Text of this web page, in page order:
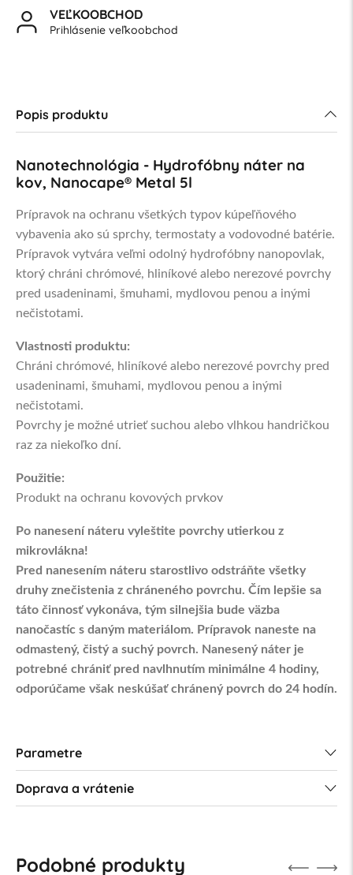
VEĽKOOBCHOD
Prihlásenie veľkoobchod
Popis produktu
Nanotechnológia - Hydrofóbny náter na
kov, Nanocape® Metal 5l
Prípravok na ochranu všetkých typov kúpeľňového
vybavenia ako sú sprchy, termostaty a vodovodné batérie.
Prípravok vytvára veľmi odolný hydrofóbny nanopovlak,
ktorý chráni chrómové, hliníkové alebo nerezové povrchy
pred usadeninami, šmuhami, mydlovou penou a inými
nečistotami.
Vlastnosti produktu:
Chráni chrómové, hliníkové alebo nerezové povrchy pred
usadeninami, šmuhami, mydlovou penou a inými
nečistotami.
Povrchy je možné utrieť suchou alebo vlhkou handričkou
raz za niekoľko dní.
Použitie:
Produkt na ochranu kovových prvkov
Po nanesení náteru vyleštite povrchy utierkou z
mikrovlákna!
Pred nanesením náteru starostlivo odstráňte všetky
druhy znečistenia z chráneného povrchu. Čím lepšie sa
táto činnosť vykonáva, tým silnejšia bude väzba
nanočastíc s daným materiálom. Prípravok naneste na
odmastený, čistý a suchý povrch. Nanesený náter je
potrebné chrániť pred navlhnutím minimálne 4 hodiny,
odporúčame však neskúšať chránený povrch do 24 hodín.
Parametre
Doprava a vrátenie
Podobné produkty